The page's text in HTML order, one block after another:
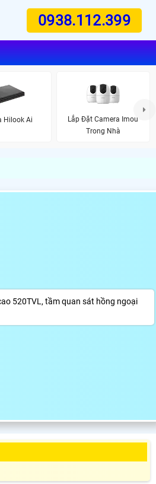
0938.112.399
Hilook Ai
Lắp Đặt Camera Imou
Trong Nhà
520TVL, tầm quan sát hồng ngoại